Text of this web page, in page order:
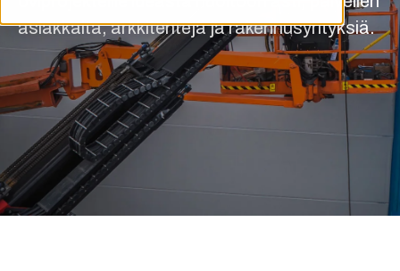
asiakkaita, arkkitehtejä ja rakennusyrityksiä.